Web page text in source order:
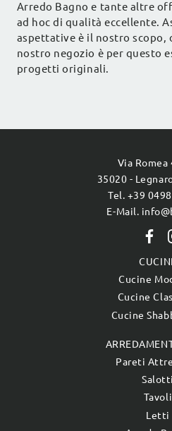
Arredo Bagno e tante altre
ad hoc di qualità eccellente.
aspettative è il nostro scopo,
nostro negozio è per questo
progetti originali.
Via Romea
35020 -
Tel. +39
E-Mail.
Cucine
Cucine
Cucine
Pareti
Salotti
Tavoli
Letti